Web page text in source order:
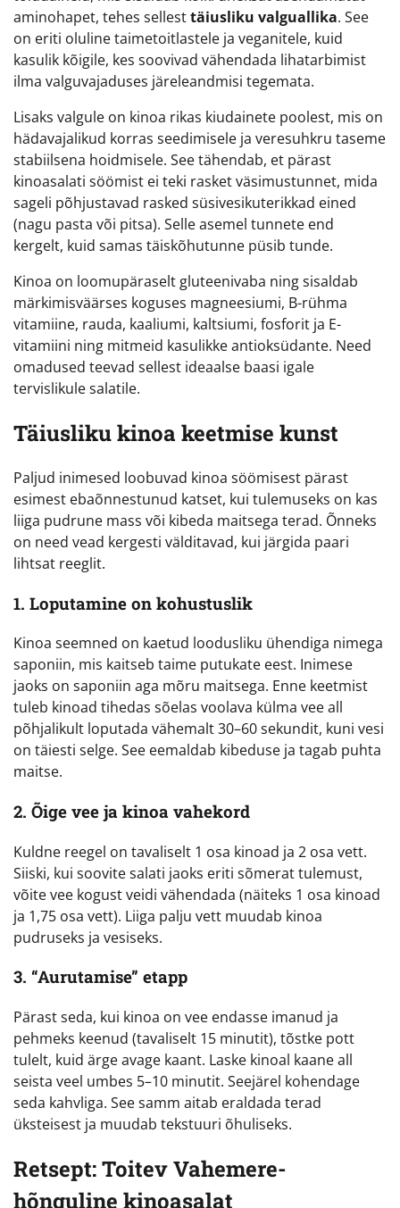
aminohapet, tehes sellesttäiusliku valguallika. See
on eriti oluline taimetoitlastele ja veganitele, kuid
kasulik kõigile, kes soovivad vähendada lihatarbimist
ilma valguvajaduses järeleandmisi tegemata.
Lisaks valgule on kinoa rikas kiudainete poolest, mis on
hädavajalikud korras seedimisele ja veresuhkru taseme
stabiilsena hoidmisele. See tähendab, et pärast
kinoasalati söömist ei teki rasket väsimustunnet, mida
sageli põhjustavad rasked süsivesikuterikkad eined
(nagu pasta või pitsa). Selle asemel tunnete end
kergelt, kuid samas täiskõhutunne püsib tunde.
Kinoa on loomupäraselt gluteenivaba ning sisaldab
märkimisväärses koguses magneesiumi, B-rühma
vitamiine, rauda, kaaliumi, kaltsiumi, fosforit ja E-
vitamiini ning mitmeid kasulikke antioksüdante. Need
omadused teevad sellest ideaalse baasi igale
tervislikule salatile.
Täiusliku kinoa keetmise kunst
Paljud inimesed loobuvad kinoa söömisest pärast
esimest ebaõnnestunud katset, kui tulemuseks on kas
liiga pudrune mass või kibeda maitsega terad. Õnneks
on need vead kergesti välditavad, kui järgida paari
lihtsat reeglit.
1. Loputamine on kohustuslik
Kinoa seemned on kaetud loodusliku ühendiga nimega
saponiin, mis kaitseb taime putukate eest. Inimese
jaoks on saponiin aga mõru maitsega. Enne keetmist
tuleb kinoad tihedas sõelas voolava külma vee all
põhjalikult loputada vähemalt 30–60 sekundit, kuni vesi
on täiesti selge. See eemaldab kibeduse ja tagab puhta
maitse.
2. Õige vee ja kinoa vahekord
Kuldne reegel on tavaliselt 1 osa kinoad ja 2 osa vett.
Siiski, kui soovite salati jaoks eriti sõmerat tulemust,
võite vee kogust veidi vähendada (näiteks 1 osa kinoad
ja 1,75 osa vett). Liiga palju vett muudab kinoa
pudruseks ja vesiseks.
3. “Aurutamise” etapp
Pärast seda, kui kinoa on vee endasse imanud ja
pehmeks keenud (tavaliselt 15 minutit), tõstke pott
tulelt, kuid ärge avage kaant. Laske kinoal kaane all
seista veel umbes 5–10 minutit. Seejärel kohendage
seda kahvliga. See samm aitab eraldada terad
üksteisest ja muudab tekstuuri õhuliseks.
Retsept: Toitev Vahemere-
hõnguline kinoasalat